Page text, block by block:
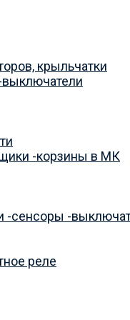
крыльчатки
-корзины в МК
-сенсоры -
реле